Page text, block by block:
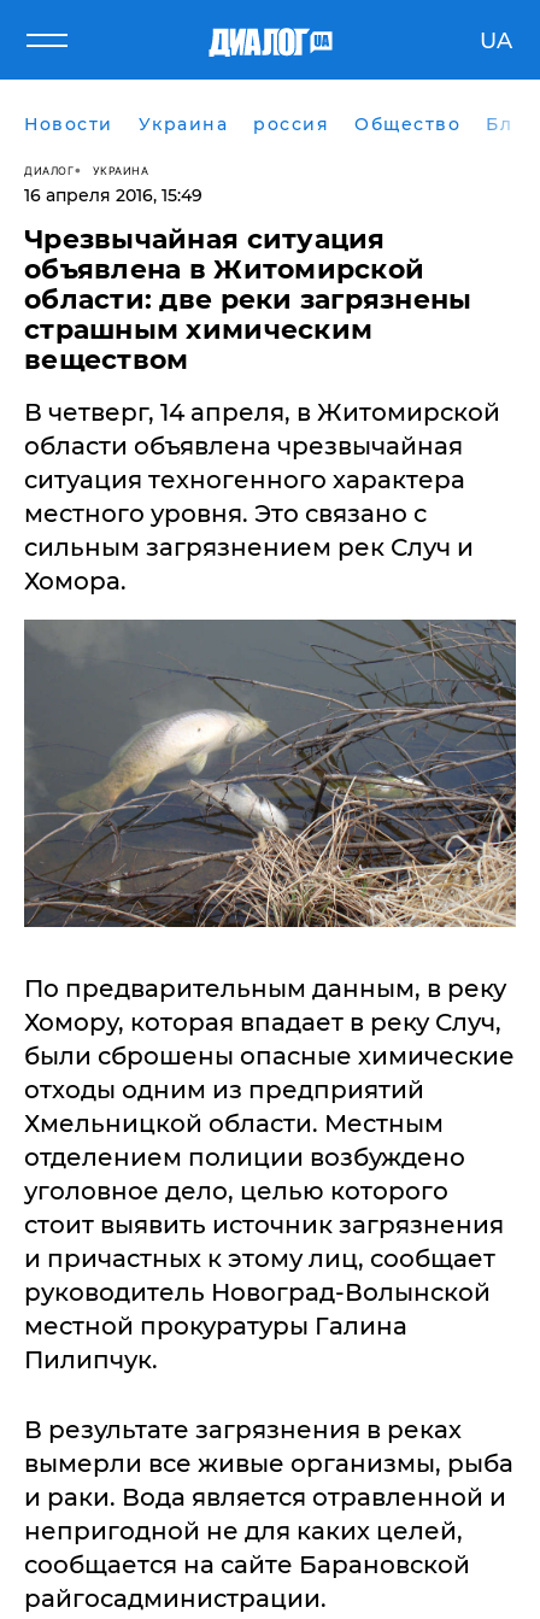
UA
Новости Украина россия Общество
ДИАЛОГ УКРАИНА
16 апреля 2016, 15:49
Чрезвычайная ситуация
объявлена в Житомирской
области: две реки загрязнены
страшным химическим
веществом
В четверг, 14 апреля, в Житомирской
области объявлена чрезвычайная
ситуация техногенного характера
местного уровня. Это связано с
сильным загрязнением рек Случ и
Хомора.
По предварительным данным, в реку
Хомору, которая впадает в реку Случ,
были сброшены опасные химические
отходы одним из предприятий
Хмельницкой области. Местным
отделением полиции возбуждено
уголовное дело, целью которого
стоит выявить источник загрязнения
и причастных к этому лиц, сообщает
руководитель Новоград-Волынской
местной прокуратуры Галина
Пилипчук.
В результате загрязнения в реках
вымерли все живые организмы, рыба
и раки. Вода является отравленной и
непригодной не для каких целей,
сообщается на сайте Барановской
райгосадминистрации.